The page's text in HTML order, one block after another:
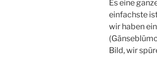
Es eine
einfachste
wir haben
Bild, wir